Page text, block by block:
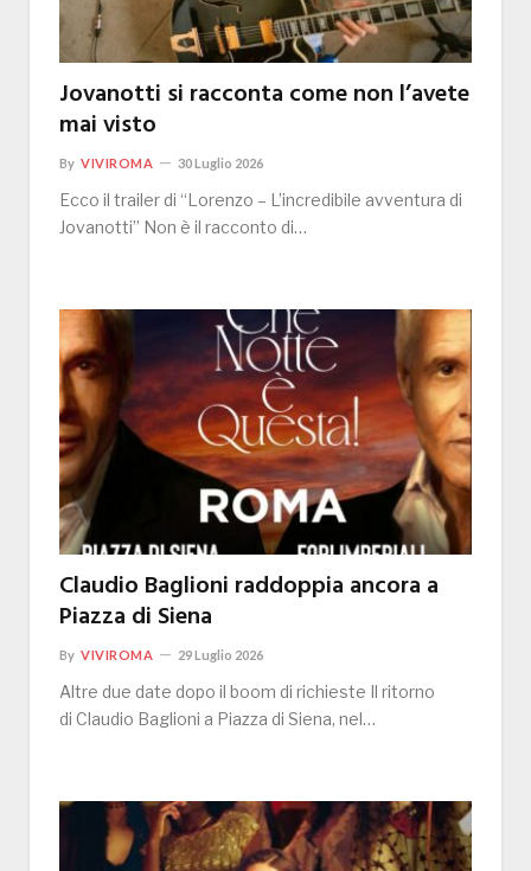
Jovanotti si racconta come non l’avete
mai visto
By VIVIROMA 30 Luglio 2026
Ecco il trailer di “Lorenzo – L’incredibile avventura di
Jovanotti” Non è il racconto di…
Claudio Baglioni raddoppia ancora a
Piazza di Siena
By VIVIROMA 29 Luglio 2026
Altre due date dopo il boom di richieste Il ritorno
di Claudio Baglioni a Piazza di Siena, nel…